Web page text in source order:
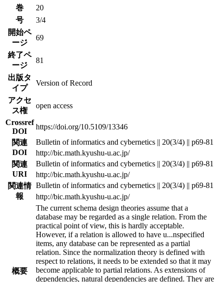
巻
20
号
3/4
開始ペ
ージ
69
終了ペ
ージ
81
出版タ
イプ
Version of Record
アクセ
ス権
open access
Crossref
DOI
https://doi.org/10.5109/13346
関連
DOI
Bulletin of informatics and cybernetics || 20(3/4) || p69-81
http://bic.math.kyushu-u.ac.jp/
関連
URI
Bulletin of informatics and cybernetics || 20(3/4) || p69-81
http://bic.math.kyushu-u.ac.jp/
関連情
報
Bulletin of informatics and cybernetics || 20(3/4) || p69-81
http://bic.math.kyushu-u.ac.jp/
概要
The current schema design theories assume that a
database may be regarded as a single relation. From the
practical point of view, this is hardly acceptable.
However, if a relation is allowed to have u...nspecified
items, any database can be represented as a partial
relation. Since the normalization theory is defined with
respect to relations, it needs to be extended so that it may
become applicable to partial relations. As extensions of
dependencies, natural dependencies are defined. They are